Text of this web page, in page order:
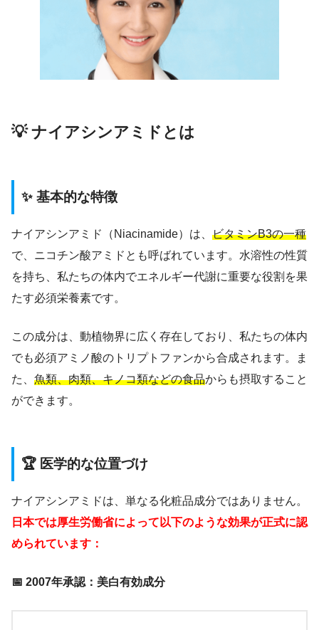
💡 ナイアシンアミドとは
✨ 基本的な特徴
ナイアシンアミド（Niacinamide）は、 ビタミンB3の一種
で、ニコチン酸アミドとも呼ばれています。水溶性の性質
を持ち、私たちの体内でエネルギー代謝に重要な役割を果
たす必須栄養素です。
この成分は、動植物界に広く存在しており、私たちの体内
でも必須アミノ酸のトリプトファンから合成されます。ま
た、 魚類、肉類、キノコ類などの食品からも摂取すること
ができます。
🏆 医学的な位置づけ
ナイアシンアミドは、単なる化粧品成分ではありません。
日本では厚生労働省によって以下のような効果が正式に認
められています：
📅 2007年承認：美白有効成分